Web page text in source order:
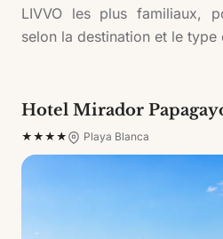
LIVVO les plus familiaux,
selon la destination et le type
Hôtels pour familles
Hotel Mirador
★★★★ Playa Blanca